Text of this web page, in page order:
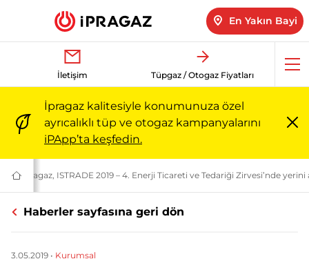
En Yakın Bayi
İletişim Tüpgaz / Otogaz Fiyatları
İpragaz kalitesiyle konumunuza özel
ayrıcalıklı tüp ve otogaz kampanyalarını
iPApp’ta keşfedin.
Türkiye’nin
Güvenilir
Ailenizin
| İpragaz
| İpragaz
İpragaz Basın Bültenleri | İpragaz
İpragaz, ISTRADE 2019 – 4. Enerji Ticareti ve Tedariği Zirvesi’nde yerini
Haberler sayfasına geri dön
3.05.2019 • Kurumsal